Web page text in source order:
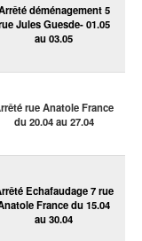
déménagement 5
Jules Guesde- 01.05
au 03.05
rue Anatole France
du 20.04 au 27.04
Echafaudage 7 rue
France du 15.04
au 30.04